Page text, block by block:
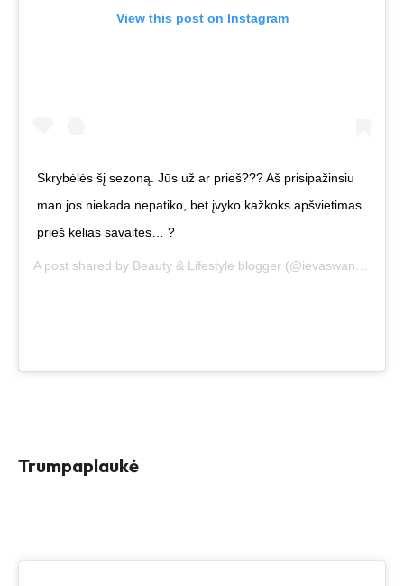
View this post on Instagram
Skrybėlės šį sezoną. Jūs už ar prieš??? Aš prisipažinsiu
man jos niekada nepatiko, bet įvyko kažkoks apšvietimas
prieš kelias savaites… ?
A post shared by Beauty & Lifestyle blogger (@ievaswan) on
Trumpaplaukė